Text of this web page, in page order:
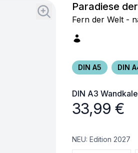
Paradiese
Fern der Welt -
DIN A5 DIN
DIN A3
33,99 €
NEU: Edition 2027